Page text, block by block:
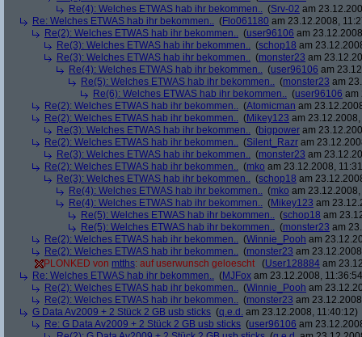
Re(4): Welches ETWAS hab ihr bekommen.. (Srv-02 am
Re: Welches ETWAS hab ihr bekommen.. (Flo061180 am 23.12.2008,
Re(2): Welches ETWAS hab ihr bekommen.. (user96106 am
Re(3): Welches ETWAS hab ihr bekommen.. (schop18 am
Re(3): Welches ETWAS hab ihr bekommen.. (monster23 am
Re(4): Welches ETWAS hab ihr bekommen.. (user96106 am
Re(5): Welches ETWAS hab ihr bekommen.. (monster23 am
Re(6): Welches ETWAS hab ihr bekommen.. (user96106 am
Re(2): Welches ETWAS hab ihr bekommen.. (Atomicman am
Re(2): Welches ETWAS hab ihr bekommen.. (Mikey123 am
Re(3): Welches ETWAS hab ihr bekommen.. (bigpower am
Re(2): Welches ETWAS hab ihr bekommen.. (Silent_Razr am
Re(3): Welches ETWAS hab ihr bekommen.. (monster23 am
Re(2): Welches ETWAS hab ihr bekommen.. (mko am 23.12.2008,
Re(3): Welches ETWAS hab ihr bekommen.. (schop18 am
Re(4): Welches ETWAS hab ihr bekommen.. (mko am
Re(4): Welches ETWAS hab ihr bekommen.. (Mikey123 am
Re(5): Welches ETWAS hab ihr bekommen.. (schop18 am
Re(5): Welches ETWAS hab ihr bekommen.. (monster23 am
Re(2): Welches ETWAS hab ihr bekommen.. (Winnie_Pooh am
Re(2): Welches ETWAS hab ihr bekommen.. (monster23 am
PLONKED von mtths: auf userwunsch geloescht (User128884 am
Re: Welches ETWAS hab ihr bekommen.. (MJFox am 23.12.2008,
Re(2): Welches ETWAS hab ihr bekommen.. (Winnie_Pooh am
Re(2): Welches ETWAS hab ihr bekommen.. (monster23 am
G Data Av2009 + 2 Stück 2 GB usb sticks (q.e.d. am 23.12.2008, 11:40:12)
Re: G Data Av2009 + 2 Stück 2 GB usb sticks (user96106 am